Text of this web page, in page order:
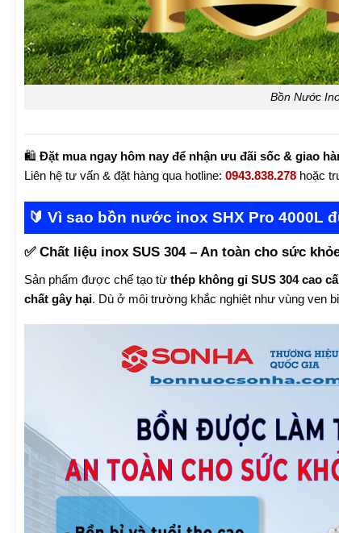
Bồn Nước
🛍️ Đặt mua ngay hôm nay để nhận ưu đãi sốc & giao
Liên hệ tư vấn & đặt hàng qua hotline: 0943.838.278hoặc
🔰 Vì sao bồn nước inox SHX Pro 4000L
✅ Chất liệu inox SUS 304 – An toàn cho sức
Sản phẩm được chế tạo từ thép không gỉ SUS 304 cao
chất gây hại. Dù ở môi trường khắc nghiệt như vùng ven